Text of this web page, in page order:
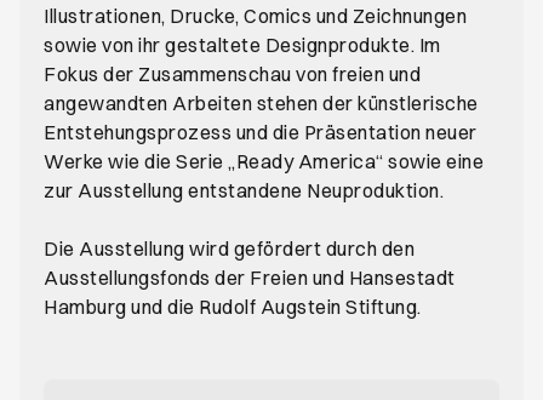
Illustrationen, Drucke, Comics und Zeichnungen
sowie von ihr gestaltete Designprodukte. Im
Fokus der Zusammenschau von freien und
angewandten Arbeiten stehen der künstlerische
Entstehungsprozess und die Präsentation neuer
Werke wie die Serie „Ready America“ sowie eine
zur Ausstellung entstandene Neuproduktion.
Die Ausstellung wird gefördert durch den
Ausstellungsfonds der Freien und Hansestadt
Hamburg und die Rudolf Augstein Stiftung.